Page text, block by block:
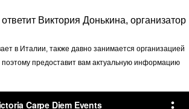
Виктория Донькина, организатор
в Италии, также давно занимается организацией
предоставит вам актуальную информацию